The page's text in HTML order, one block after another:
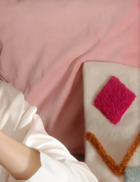
Perfil de usuário
Meus aparelhos
Meus pedidos
Meus endereços
As minhas subscrições